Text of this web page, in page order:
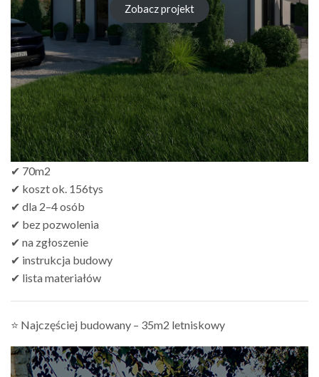
Zobacz projekt
✔ 70m2
✔ koszt ok. 156tys
✔ dla 2–4 osób
✔ bez pozwolenia
✔ na zgłoszenie
✔ instrukcja budowy
✔ lista materiałów
⭐ Najczęściej budowany – 35m2 letniskowy